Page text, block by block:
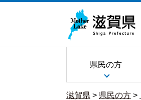
県民の方
滋賀県 > 県民の方 >